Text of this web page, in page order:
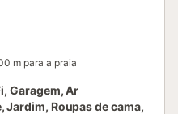
m para a praia
Garagem, Ar
Jardim, Roupas de cama,